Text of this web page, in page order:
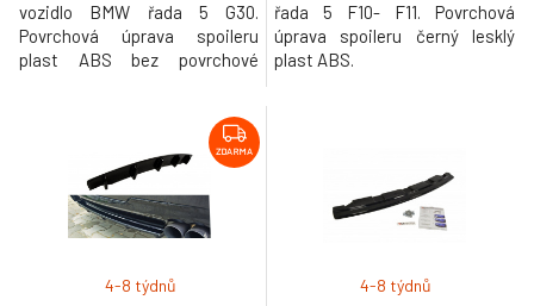
vozidlo BMW řada 5 G30.
Povrchová úprava spoileru
plast ABS bez povrchové
řada 5 F10- F11. Povrchová
úprava spoileru černý lesklý
plast ABS.
ZDARMA
4-8 týdnů 4-8 týdnů